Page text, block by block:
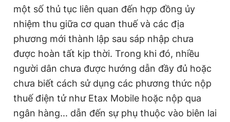
một số thủ tục liên quan đến hợp đồng ủy
nhiệm thu giữa cơ quan thuế và các địa
phương mới thành lập sau sáp nhập chưa
được hoàn tất kịp thời. Trong khi đó, nhiều
người dân chưa được hướng dẫn đầy đủ hoặc
chưa biết cách sử dụng các phương thức nộp
thuế điện tử như Etax Mobile hoặc nộp qua
ngân hàng... dẫn đến sự phụ thuộc vào biên lai